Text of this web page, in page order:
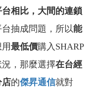
台相比，大間的連鎖
抽成問題，所以能
最低價購入SHARP
，那麼選擇在台經
店的傑昇通信就對